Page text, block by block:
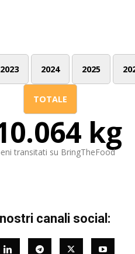
2023 2024 2025
TOTALE
kg
transitati su BringTheFood
canali social: